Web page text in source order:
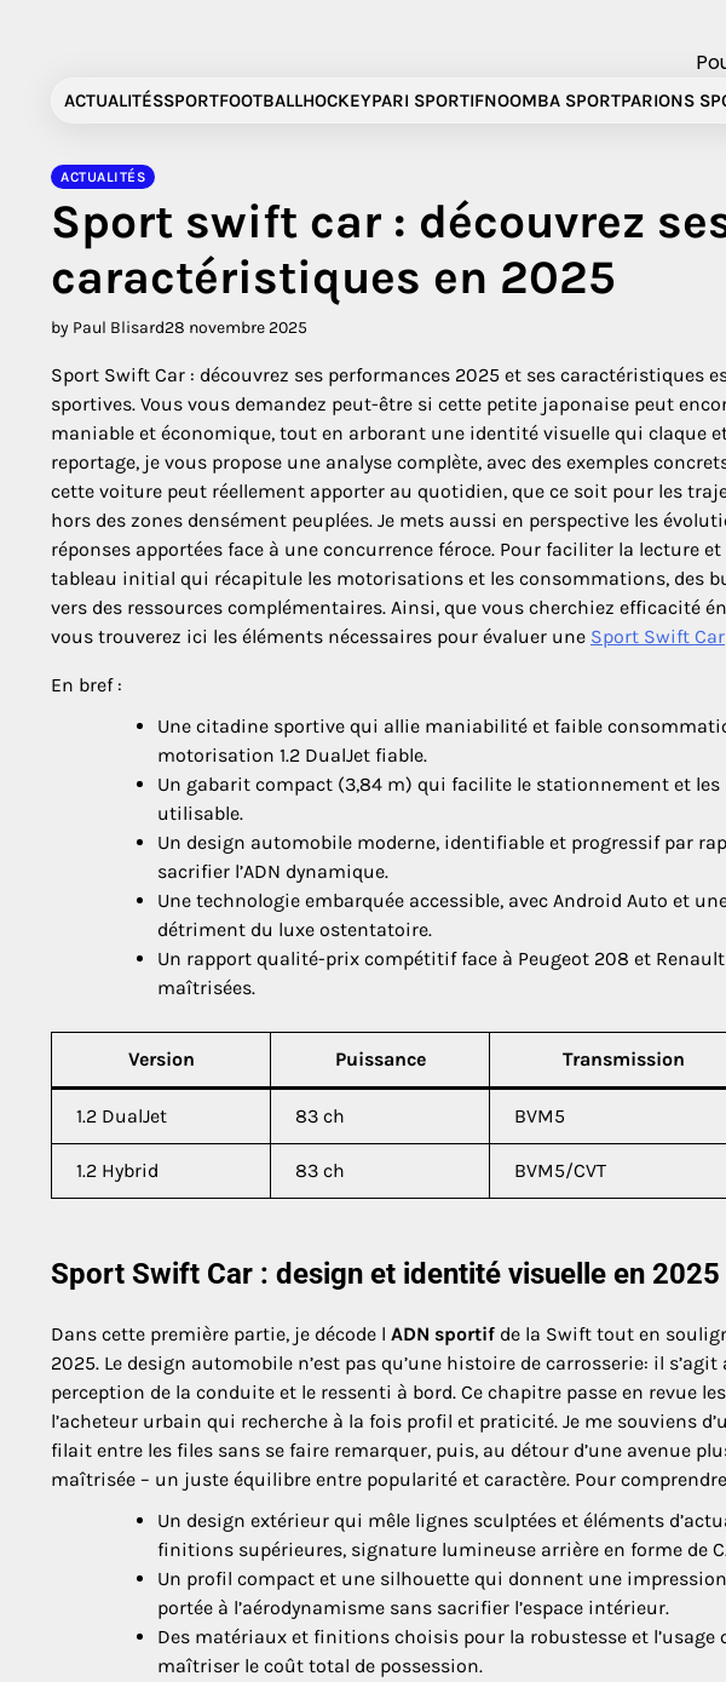
ACTUALITÉSSPORTFOOTBALLHOCKEYPARI SPORTIFNOOMBA SPORTPARIONS
ACTUALITÉS
Sport swift car : découvrez
caractéristiques en 2025
by Paul Blisard28 novembre 2025
Sport Swift Car : découvrez ses performances 2025 et ses caractéristiques
sportives. Vous vous demandez peut-être si cette petite japonaise peut
maniable et économique, tout en arborant une identité visuelle qui claque
reportage, je vous propose une analyse complète, avec des exemples
cette voiture peut réellement apporter au quotidien, que ce soit pour les
hors des zones densément peuplées. Je mets aussi en perspective les
réponses apportées face à une concurrence féroce. Pour faciliter la lecture
tableau initial qui récapitule les motorisations et les consommations, des
vers des ressources complémentaires. Ainsi, que vous cherchiez efficacité
vous trouverez ici les éléments nécessaires pour évaluer une Sport Swift Car
En bref :
Une citadine sportive qui allie maniabilité et faible
motorisation 1.2 DualJet fiable.
Un gabarit compact (3,84 m) qui facilite le stationnement et
utilisable.
Un design automobile moderne, identifiable et progressif par
sacrifier l’ADN dynamique.
Une technologie embarquée accessible, avec Android Auto et
détriment du luxe ostentatoire.
Un rapport qualité-prix compétitif face à Peugeot 208 et
maîtrisées.
Version Puissance Transmission
1.2 DualJet 83 ch BVM5
1.2 Hybrid 83 ch BVM5/CVT
Sport Swift Car : design et identité visuelle en 2025
Dans cette première partie, je décode l ADN sportif de la Swift tout en
2025. Le design automobile n’est pas qu’une histoire de carrosserie: il
perception de la conduite et le ressenti à bord. Ce chapitre passe en revue
l’acheteur urbain qui recherche à la fois profil et praticité. Je me souviens
filait entre les files sans se faire remarquer, puis, au détour d’une avenue
maîtrisée – un juste équilibre entre popularité et caractère. Pour
Un design extérieur qui mêle lignes sculptées et éléments
finitions supérieures, signature lumineuse arrière en forme de
Un profil compact et une silhouette qui donnent une
portée à l’aérodynamisme sans sacrifier l’espace intérieur.
Des matériaux et finitions choisis pour la robustesse et
maîtriser le coût total de possession.